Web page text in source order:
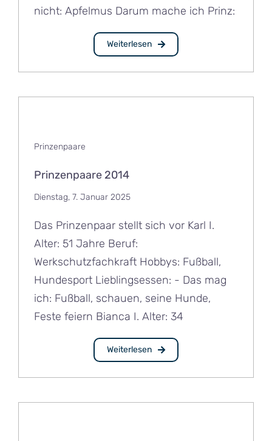
nicht: Apfelmus Darum mache ich Prinz:
Weiterlesen
Prinzenpaare
Prinzenpaare 2014
Dienstag, 7. Januar 2025
Das Prinzenpaar stellt sich vor Karl I.
Alter: 51 Jahre Beruf:
Werkschutzfachkraft Hobbys: Fußball,
Hundesport Lieblingsessen: - Das mag
ich: Fußball, schauen, seine Hunde,
Feste feiern Bianca I. Alter: 34
Weiterlesen